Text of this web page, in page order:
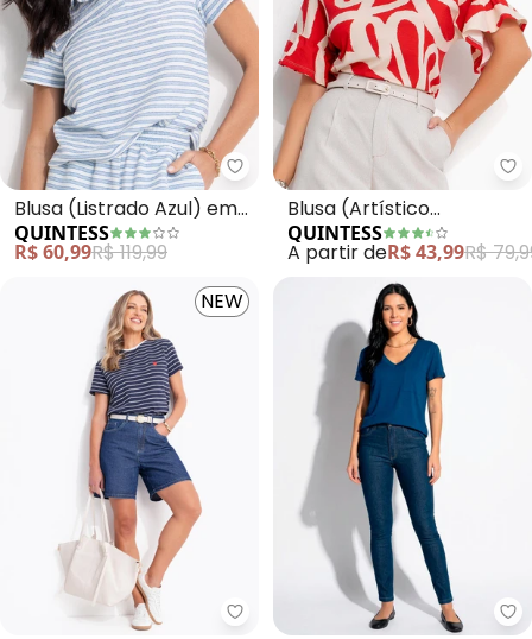
Quintess - Blusa (Listrado
Blusa (Listrado Azul) em
Moletinho Eco Listrado
QUINTESS
R$ 60,99R$ 119,99
Blusa (Artístico
Vermelho) em Malha de
Viscose
QUINTESS
A partir deR$ 43,99R$
NEW
Quintess - Blusa (Listrada) em